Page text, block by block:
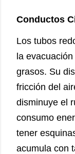
Conductos
Los tubos
la
grasos. Su
fricción del
disminuye el
consumo
tener
acumula con